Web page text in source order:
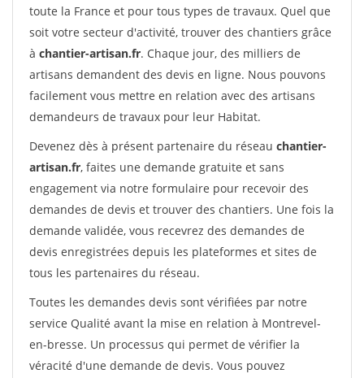
toute la France et pour tous types de travaux. Quel que
soit votre secteur d'activité, trouver des chantiers grâce
à chantier-artisan.fr. Chaque jour, des milliers de
artisans demandent des devis en ligne. Nous pouvons
facilement vous mettre en relation avec des artisans
demandeurs de travaux pour leur Habitat.
Devenez dès à présent partenaire du réseau chantier-
artisan.fr, faites une demande gratuite et sans
engagement via notre formulaire pour recevoir des
demandes de devis et trouver des chantiers. Une fois la
demande validée, vous recevrez des demandes de
devis enregistrées depuis les plateformes et sites de
tous les partenaires du réseau.
Toutes les demandes devis sont vérifiées par notre
service Qualité avant la mise en relation à Montrevel-
en-bresse. Un processus qui permet de vérifier la
véracité d'une demande de devis. Vous pouvez